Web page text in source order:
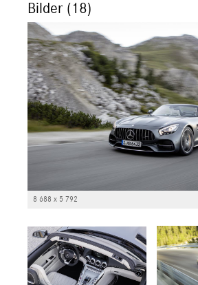
Bilder (18)
8 688 x 5 792